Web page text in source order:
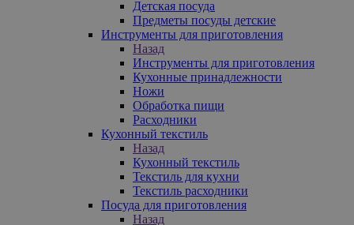
Детская посуда
Предметы посуды детские
Инструменты для приготовления
Назад
Инструменты для приготовления
Кухонные принадлежности
Ножи
Обработка пищи
Расходники
Кухонный текстиль
Назад
Кухонный текстиль
Текстиль для кухни
Текстиль расходники
Посуда для приготовления
Назад